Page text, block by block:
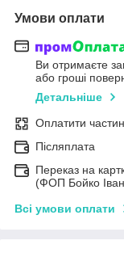
Умови оплати
Ви отримаєте
або гроші
Детальніше
Оплатити
Післяплата
Переказ на
(ФОП Бойко
Всі умови оплати